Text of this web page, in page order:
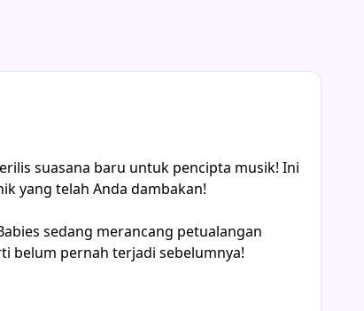
suasana baru untuk pencipta musik! Ini
yang telah Anda dambakan!
sedang merancang petualangan
belum pernah terjadi sebelumnya!